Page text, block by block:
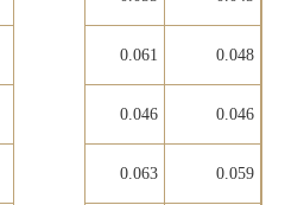
0.061 0.048
0.046 0.046
0.063 0.059